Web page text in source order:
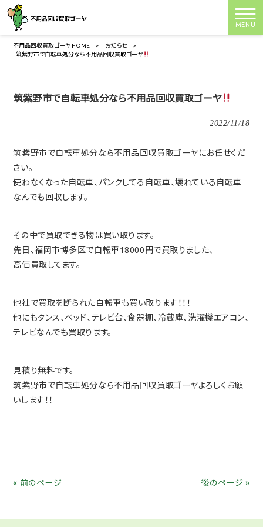
MENU
不用品回収買取ゴーヤ HOME > お知らせ
>
筑紫野市で自転車処分なら不用品回収買取ゴーヤ
筑紫野市で自転車処分なら不用品回収買取ゴーヤ
2022/11/18
筑紫野市で自転車処分なら不用品回収買取ゴーヤにお任せくだ
さい。
使わなくなった自転車、パンクしてる自転車、壊れている自転車
なんでも回収します。
その中で買取できる物は買い取ります。
先日、福岡市博多区で自転車18000円で買取りました、
高価買取してます。
他社で買取を断られた自転車も買い取ります！！！
他にもタンス、ベッド、テレビ台、食器棚、冷蔵庫、洗濯機エアコン、
テレビなんでも買取ります。
見積り無料です。
筑紫野市で自転車処分なら不用品回収買取ゴーヤよろしくお願
いします！！
« 前のページ 後のページ »